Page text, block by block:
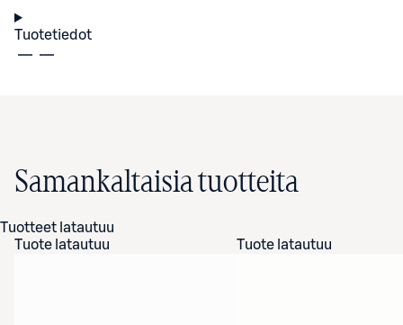
Tuotetiedot
Samankaltaisia tuotteita
Tuotteet latautuu
Tuote latautuu
Tuote latautuu